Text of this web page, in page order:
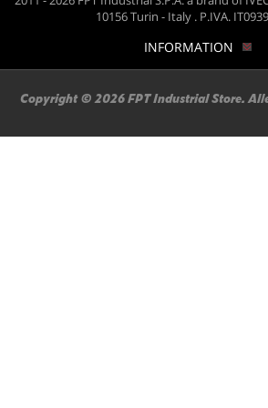
Präferenzen zu speichern.
10156 Turin - Italy . P.IVA.
INFORMATION
Copyright © 2026 FPT Industrial Store.